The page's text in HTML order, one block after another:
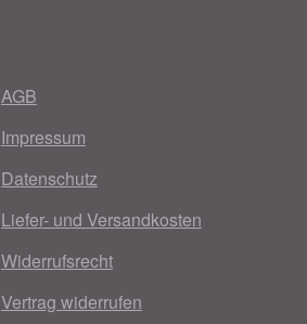
AGB
Impressum
Datenschutz
Liefer- und Versandkosten
Widerrufsrecht
Vertrag widerrufen